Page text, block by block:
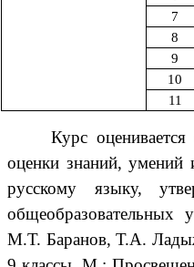
7
8
9
10
11
Курс
оценки знаний,
русскому языку,
общеобразовательных
М.Т. Баранов, Т.А.